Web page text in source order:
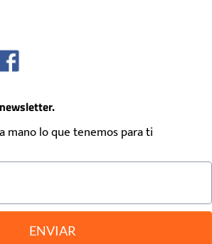
mano lo que tenemos para ti
ENVIAR